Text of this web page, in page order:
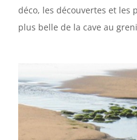
déco, les découvertes et
plus belle de la cave au